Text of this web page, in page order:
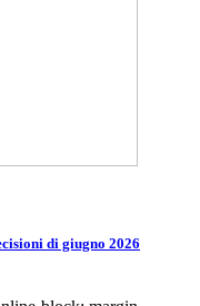
di giugno 2026